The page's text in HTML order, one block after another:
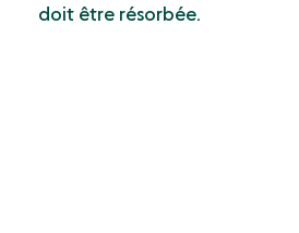
doit être résorbée.